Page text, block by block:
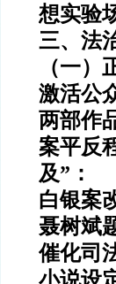
想实验
三、法
（一）
激活公
两部作
案平反
及”：
白银案
聂树斌
催化司